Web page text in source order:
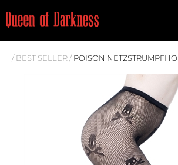
Best Seller
Neuheiten
Frauen
/ BEST SELLER/ POISON